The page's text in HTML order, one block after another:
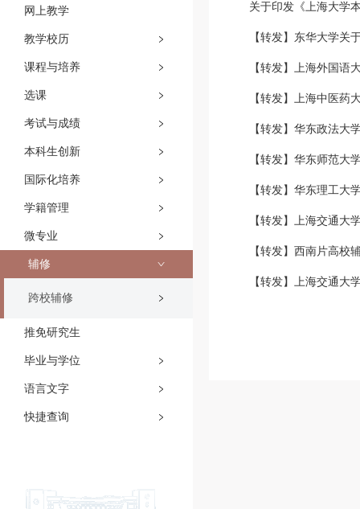
网上教学
教学校历
课程与培养
选课
考试与成绩
本科生创新
国际化培养
学籍管理
微专业
辅修
跨校辅修
推免研究生
毕业与学位
语言文字
快捷查询
关于印发《上海大学
【转发】东华大学关
【转发】上海外国语
【转发】上海中医药
【转发】华东政法大
【转发】华东师范大
【转发】华东理工大
【转发】上海交通大
【转发】西南片高校
【转发】上海交通大